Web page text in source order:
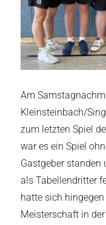
Am
Kleinsteinbach/
zum letzten Spiel
war es ein Spiel
Gastgeber standen
als Tabellendritter
hatte sich
Meisterschaft in